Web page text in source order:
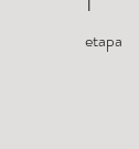
etapa